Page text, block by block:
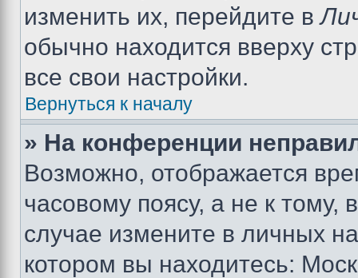
изменить их, перейдите в
обычно находится вверху
все свои настройки.
Вернуться к началу
» На конференции
Возможно, отображается
часовому поясу, а не к тому,
случае измените в личных
котором вы находитесь: